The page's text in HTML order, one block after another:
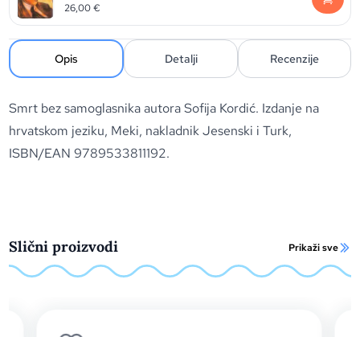
26,00€
Opis Detalji Recenzije
Smrt bez samoglasnika autora Sofija Kordić. Izdanje na
hrvatskom jeziku, Meki, nakladnik Jesenski i Turk,
ISBN/EAN 9789533811192.
Slični proizvodi Prikaži sve